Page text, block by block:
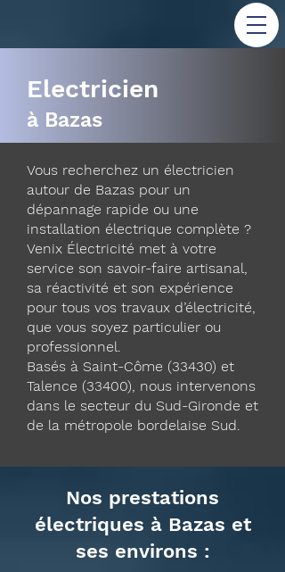
Electricien
à Bazas
Vous recherchez un électricien
autour de Bazas pour un
dépannage rapide ou une
installation électrique complète ?
Venix Électricité met à votre
service son savoir-faire artisanal,
sa réactivité et son expérience
pour tous vos travaux d’électricité,
que vous soyez particulier ou
professionnel.
Basés à Saint-Côme (33430) et
Talence (33400), nous intervenons
dans le secteur du Sud-Gironde et
de la métropole bordelaise Sud.
Nos prestations
électriques à Bazas et
ses environs :